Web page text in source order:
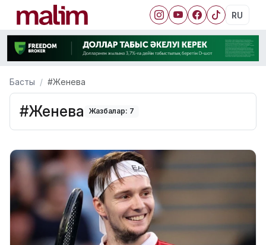
RU
Басты #Женева
#Женева Жазбалар: 7